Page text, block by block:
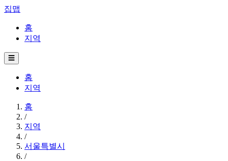
집맵
홈
지역
☰
홈
지역
홈
/
지역
/
서울특별시
/